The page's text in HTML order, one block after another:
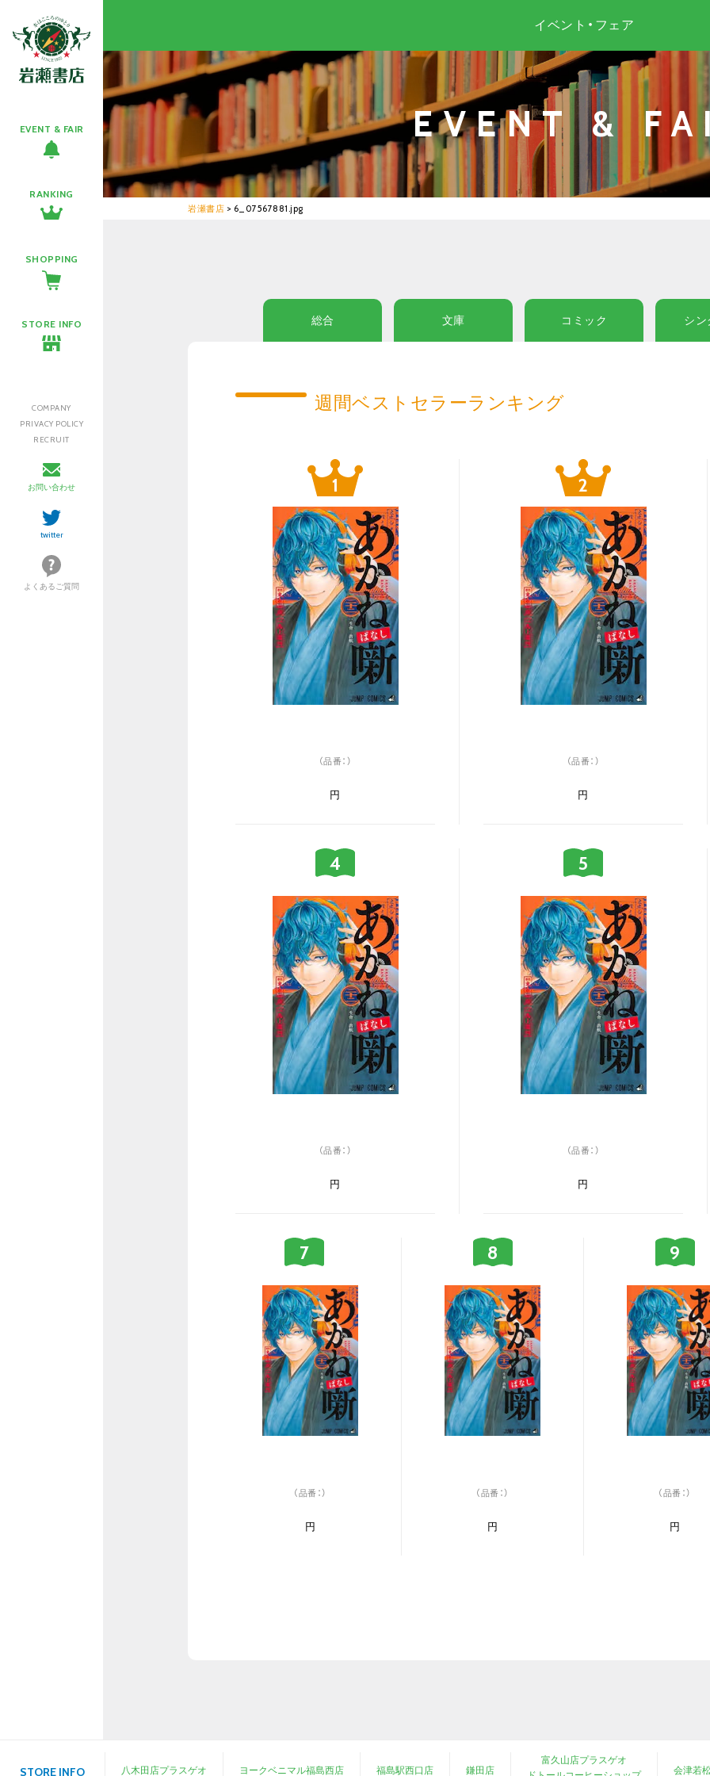
EVENT & FAIR
RANKING
SHOPPING
STORE INFO
COMPANY
PRIVACY POLICY
RECRUIT
お問い合わせ
twitter
よくあるご質問
イベント・フェア
EVENT &
岩瀬書店 > 6_07567881.jpg
総合 文庫 コミック シン
週間ベストセラーランキング
（品番：）
円
（品番：）
円
（品番：）
円
（品番：）
円
（品番：）
円
（品番：）
円
（品番：）
円
STORE INFO 八木田店プラスゲオ ヨークベニマル福島西店 福島駅西口店 鎌田店
富久山店プラスゲオ
会津若